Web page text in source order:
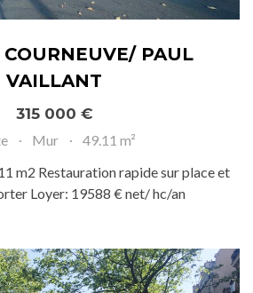
PAUL
VAILLANT
315 000 €
Mur
49.11 m²
m2 Restauration rapide sur place et
Loyer: 19588 € net/ hc/an